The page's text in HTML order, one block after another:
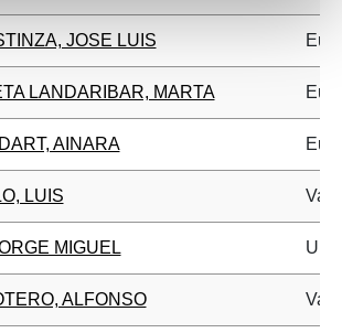
JOSE LUIS
LANDARIBAR, MARTA
AINARA
LUIS
MIGUEL
ALFONSO